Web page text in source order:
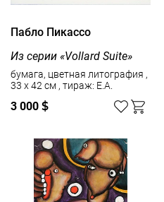
Пабло Пикассо
Из серии «Vollard Suite»
бумага, цветная литография ,
33 x 42 см , тираж: Е.А.
3 000 $